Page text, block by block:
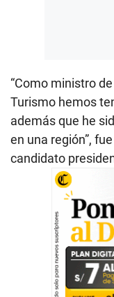
“Como ministro
Turismo hemos
además que he
en una región”,
candidato